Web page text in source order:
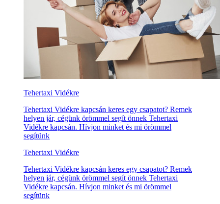
Tehertaxi Vidékre
Tehertaxi Vidékre kapcsán keres egy csapatot? Remek
helyen jár, cégünk örömmel segít önnek Tehertaxi
Vidékre kapcsán. Hívjon minket és mi örömmel
segítünk
Tehertaxi Vidékre
Tehertaxi Vidékre kapcsán keres egy csapatot? Remek
helyen jár, cégünk örömmel segít önnek Tehertaxi
Vidékre kapcsán. Hívjon minket és mi örömmel
segítünk